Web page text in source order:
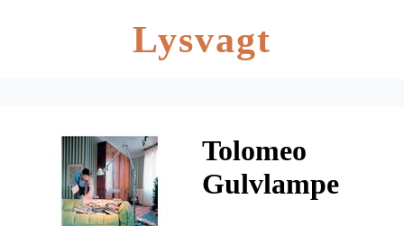
Lysvagt
Tolomeo
Gulvlampe